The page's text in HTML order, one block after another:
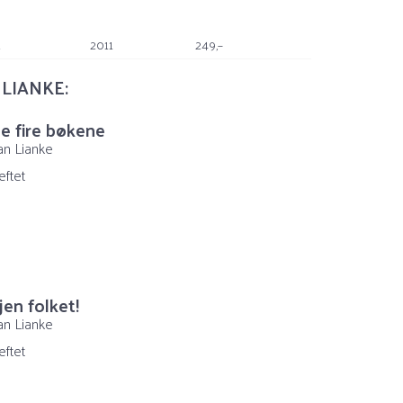
2011 249,–
fire bøkene
Lianke
folket!
Lianke